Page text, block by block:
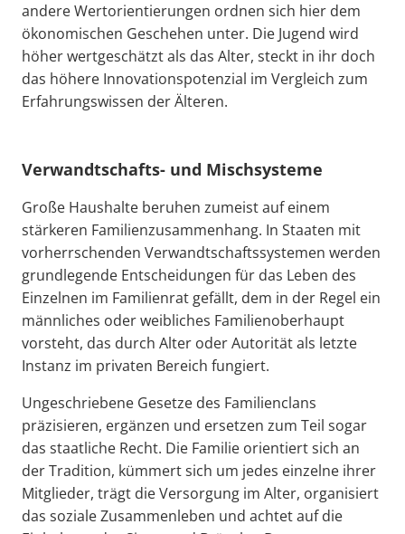
andere Wertorientierungen ordnen sich hier dem
ökonomischen Geschehen unter. Die Jugend wird
höher wertgeschätzt als das Alter, steckt in ihr doch
das höhere Innovationspotenzial im Vergleich zum
Erfahrungswissen der Älteren.
Verwandtschafts- und Mischsysteme
Große Haushalte beruhen zumeist auf einem
stärkeren Familienzusammenhang. In Staaten mit
vorherrschenden Verwandtschaftssystemen werden
grundlegende Entscheidungen für das Leben des
Einzelnen im Familienrat gefällt, dem in der Regel ein
männliches oder weibliches Familienoberhaupt
vorsteht, das durch Alter oder Autorität als letzte
Instanz im privaten Bereich fungiert.
Ungeschriebene Gesetze des Familienclans
präzisieren, ergänzen und ersetzen zum Teil sogar
das staatliche Recht. Die Familie orientiert sich an
der Tradition, kümmert sich um jedes einzelne ihrer
Mitglieder, trägt die Versorgung im Alter, organisiert
das soziale Zusammenleben und achtet auf die